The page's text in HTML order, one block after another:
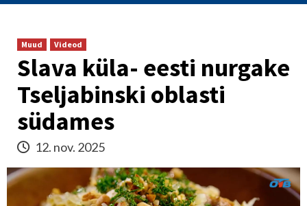
Muud Videod
Slava küla- eesti nurgake
Tseljabinski oblasti
südames
12. nov. 2025